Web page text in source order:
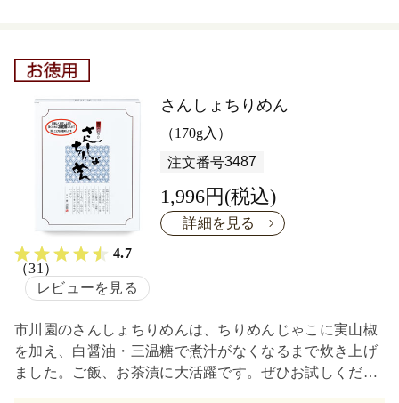
4.7
（31）
レビューを見る
さんしょちりめん
（170g入）
注文番号3487
1,996円(税込)
詳細を見る
市川園のさんしょちりめんは、ちりめんじゃこに実山椒
を加え、白醤油・三温糖で煮汁がなくなるまで炊き上げ
ました。ご飯、お茶漬に大活躍です。ぜひお試しくださ